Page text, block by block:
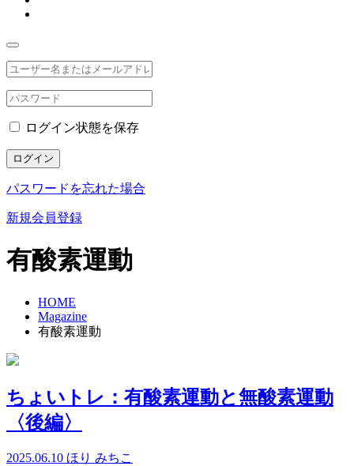
ログイン状態を保存
ログイン
パスワードを忘れた場合
新規会員登録
有酸素運動
HOME
Magazine
有酸素運動
ちょいトレ：有酸素運動と無酸素運動
〈後編〉
2025.06.10 ほり みちこ